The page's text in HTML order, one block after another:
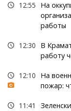
12:55
На
работы
12:30
В
работу
12:10
На
пожар:
11:41